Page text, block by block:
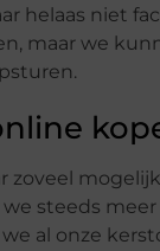
helaas niet
maar we
zoveel
steeds
al onze